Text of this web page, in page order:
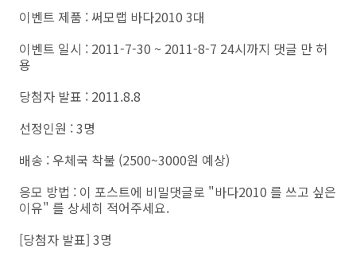
이벤트 제품 : 써모랩 바다2010 3대
이벤트 일시 : 2011-7-30 ~ 2011-8-7 24시까지 댓글 만 허
용
당첨자 발표 : 2011.8.8
선정인원 : 3명
배송 : 우체국 착불 (2500~3000원 예상)
응모 방법 : 이 포스트에 비밀댓글로 "바다2010 를 쓰고 싶은
이유" 를 상세히 적어주세요.
[당첨자 발표] 3명